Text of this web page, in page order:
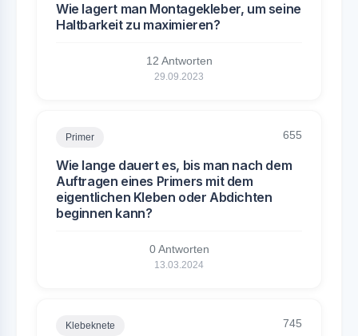
Wie lagert man Montagekleber, um seine
Haltbarkeit zu maximieren?
12 Antworten
29.09.2023
Primer 655
Wie lange dauert es, bis man nach dem
Auftragen eines Primers mit dem
eigentlichen Kleben oder Abdichten
beginnen kann?
0 Antworten
13.03.2024
Klebeknete 745